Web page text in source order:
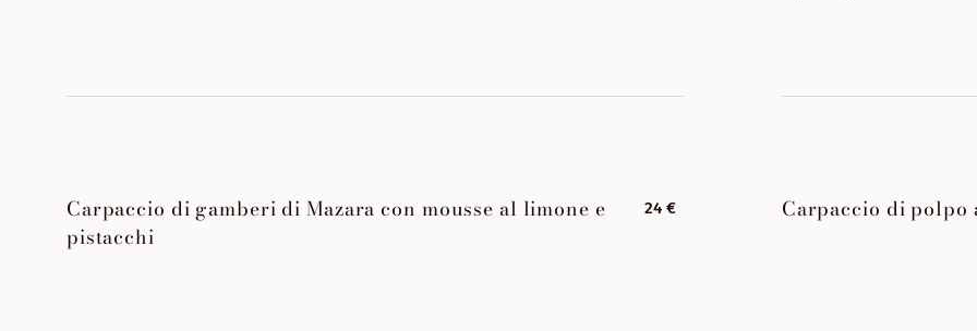
Carpaccio di gamberi di Mazara con mousse al limone e
pistacchi
24 € Carpaccio di polpo